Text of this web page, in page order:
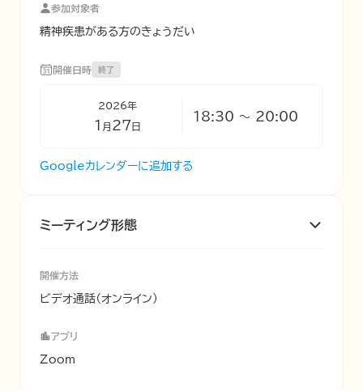
参加対象者
精神疾患がある方のきょうだい
開催日時 終了
2026年
1 月 27 日
18:30 〜 20:00
Googleカレンダーに追加する
ミーティング形態
開催方法
ビデオ通話（オンライン）
アプリ
Zoom